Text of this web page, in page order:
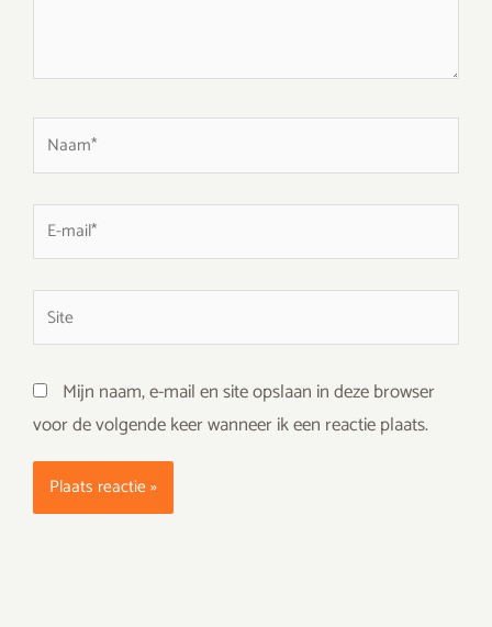
Naam*
mail*
Site
Mijn naam, e-mail en site opslaan in deze browser
voor de volgende keer wanneer ik een reactie plaats.